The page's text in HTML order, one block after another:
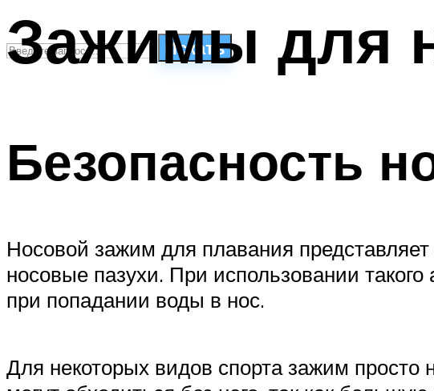
Искать
БАССЕЙН ДЛЯ ДОМА
Зажимы для
Безопасность
Носовой зажим для плавания
носовые пазухи. При использовании
при попадании воды в нос.
Для некоторых видов спорта зажим